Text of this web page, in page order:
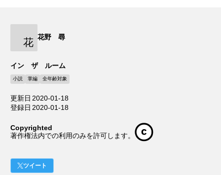
花 花野 尋
イン ザ ルーム
小説 掌編 全年齢対象
更新日 2020-01-18
登録日 2020-01-18
Copyrighted
著作権法内での利用のみを許可します。
ツイート